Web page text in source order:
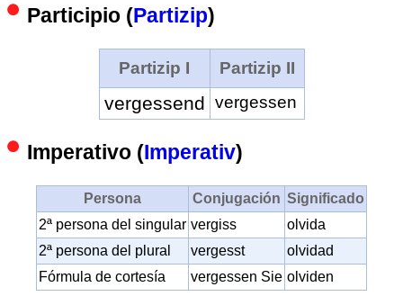
Participio (Partizip)
Partizip I Partizip II
vergessend vergessen
Imperativo (Imperativ)
Persona Conjugación Significado
2ª persona del singular vergiss
olvida
2ª persona del plural
vergesst
olvidad
Fórmula de cortesía
vergessen Sie olviden